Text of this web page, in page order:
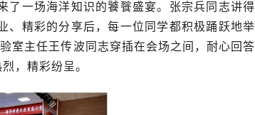
了一场海洋知识的饕餮盛宴。张宗兵同志讲得
、精彩的分享后，每一位同学都积极踊跃地举
室主任王传波同志穿插在会场之间，耐心回答
，精彩纷呈。